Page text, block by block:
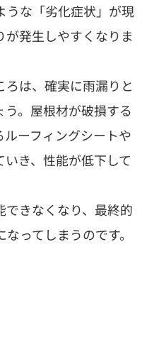
うな「劣化症状」が現
が発生しやすくなりま
は、確実に雨漏りと
。屋根材が破損する
ーフィングシートや
き、性能が低下して
できなくなり、最終的
ってしまうのです。